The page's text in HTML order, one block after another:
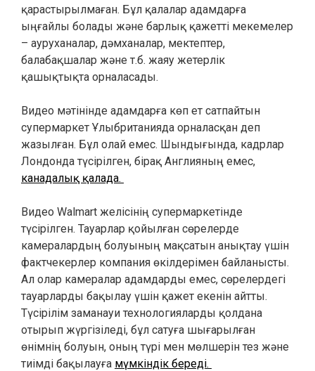
қарастырылмаған. Бұл қалалар адамдарға
ыңғайлы болады және барлық қажетті мекемелер
– ауруханалар, дәмханалар, мектептер,
балабақшалар және т.б. жаяу жетерлік
қашықтықта орналасады.
Видео мәтінінде адамдарға көп ет сатпайтын
супермаркет Ұлыбританияда орналасқан деп
жазылған. Бұл олай емес. Шындығында, кадрлар
Лондонда түсірілген, бірақ Англияның емес,
канадалық қалада.
Видео Walmart желісінің супермаркетінде
түсірілген. Тауарлар қойылған сөрелерде
камералардың болуының мақсатын анықтау үшін
фактчекерлер компания өкілдерімен байланысты.
Ал олар камералар адамдарды емес, сөрелердегі
тауарларды бақылау үшін қажет екенін айтты.
Түсірілім заманауи технологияларды қолдана
отырып жүргізіледі, бұл сатуға шығарылған
өнімнің болуын, оның түрі мен мөлшерін тез және
тиімді бақылауға мүмкіндік береді.